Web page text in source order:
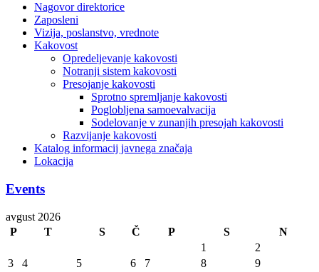
Nagovor direktorice
Zaposleni
Vizija, poslanstvo, vrednote
Kakovost
Opredeljevanje kakovosti
Notranji sistem kakovosti
Presojanje kakovosti
Sprotno spremljanje kakovosti
Poglobljena samoevalvacija
Sodelovanje v zunanjih presojah kakovosti
Razvijanje kakovosti
Katalog informacij javnega značaja
Lokacija
Events
avgust 2026
P
T S Č P S
N
1
2
3
4 5 6 7 8
9